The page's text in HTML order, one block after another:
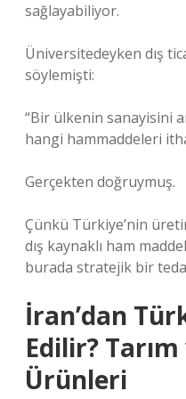
sağlayabiliyor.
Üniversitedeyken dış
söylemişti:
“Bir ülkenin sanayisini
hangi hammaddeleri
Gerçekten doğruymuş.
Çünkü Türkiye’nin
dış kaynaklı ham
burada stratejik bir
İran’dan
Edilir? Tarım
Ürünleri